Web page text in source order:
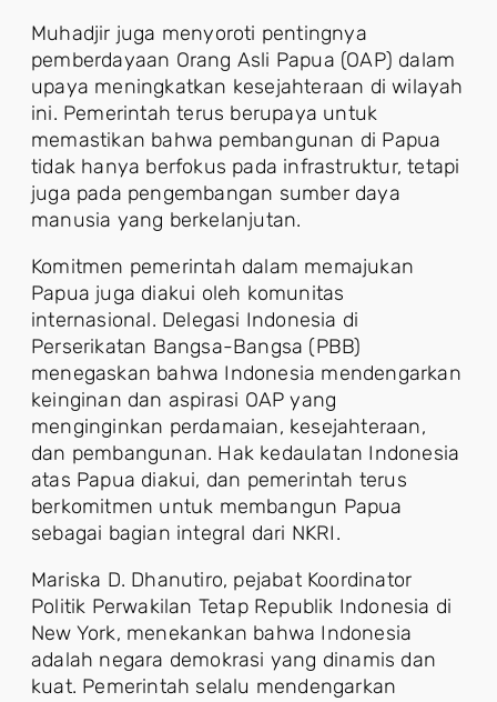
Muhadjir juga menyoroti pentingnya
pemberdayaan Orang Asli Papua (OAP) dalam
upaya meningkatkan kesejahteraan di wilayah
ini. Pemerintah terus berupaya untuk
memastikan bahwa pembangunan di Papua
tidak hanya berfokus pada infrastruktur, tetapi
juga pada pengembangan sumber daya
manusia yang berkelanjutan.
Komitmen pemerintah dalam memajukan
Papua juga diakui oleh komunitas
internasional. Delegasi Indonesia di
Perserikatan Bangsa-Bangsa (PBB)
menegaskan bahwa Indonesia mendengarkan
keinginan dan aspirasi OAP yang
menginginkan perdamaian, kesejahteraan,
dan pembangunan. Hak kedaulatan Indonesia
atas Papua diakui, dan pemerintah terus
berkomitmen untuk membangun Papua
sebagai bagian integral dari NKRI.
Mariska D. Dhanutiro, pejabat Koordinator
Politik Perwakilan Tetap Republik Indonesia di
New York, menekankan bahwa Indonesia
adalah negara demokrasi yang dinamis dan
kuat. Pemerintah selalu mendengarkan